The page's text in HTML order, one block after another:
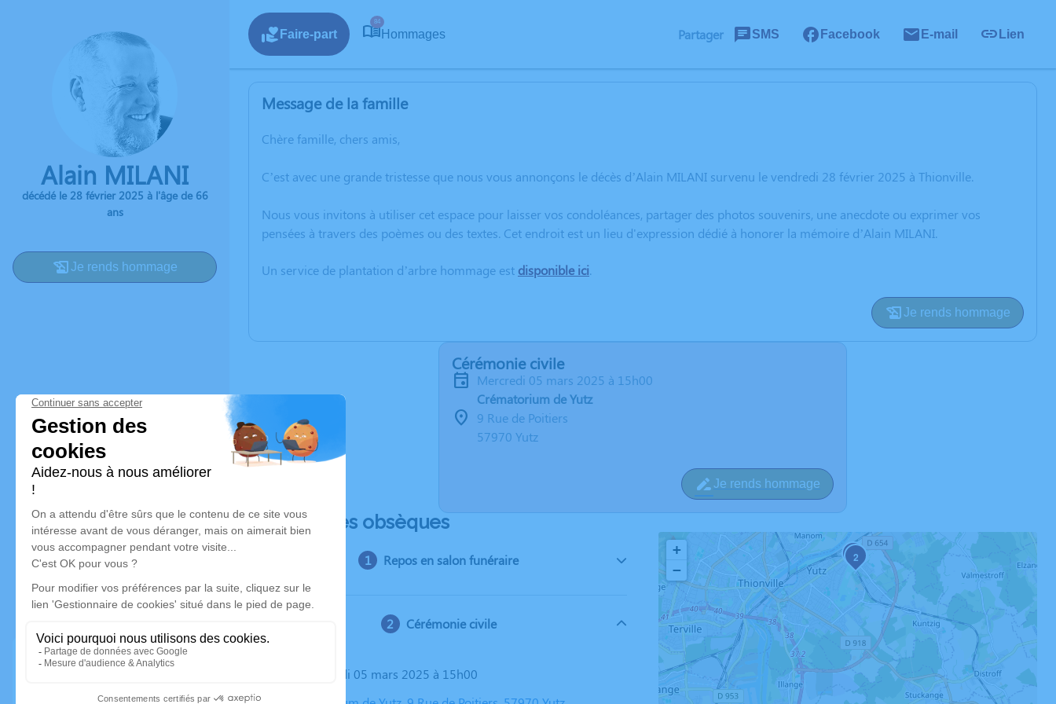
Alain MILANI
décédé le 28 février 2025 à l'âge de 66
ans
Je rends hommage
Faire-part
84
Hommages Partager SMS Facebook E-mail Lien
Message de la famille
Chère famille, chers amis,
C’est avec une grande tristesse que nous vous annonçons le décès d’Alain MILANI survenu le vendredi 28 février 2025 à Thionville.
Nous vous invitons à utiliser cet espace pour laisser vos condoléances, partager des photos souvenirs, une anecdote ou exprimer vos
pensées à travers des poèmes ou des textes. Cet endroit est un lieu d'expression dédié à honorer la mémoire d’Alain MILANI.
Un service de plantation d’arbre hommage est disponible ici.
Je rends hommage
Cérémonie civile
mercredi 05 mars 2025 à 15h00
Crématorium de Yutz
9 Rue de Poitiers
57970 Yutz
Je rends hommage
Déroulé des obsèques
Repos en salon funéraire
Cérémonie civile
Le mercredi 05 mars 2025 à 15h00
12
+
−